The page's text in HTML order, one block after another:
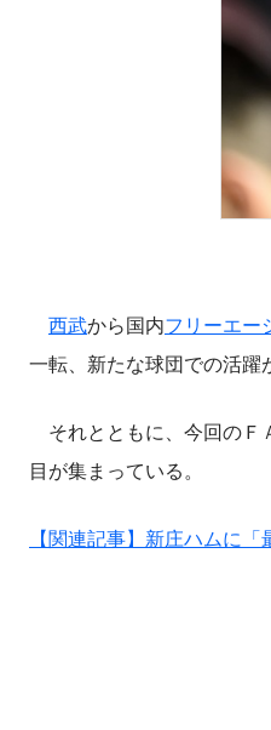
西武から国内フリーエー
一転、新たな球団での活躍
それとともに、今回のＦ
目が集まっている。
【関連記事】新庄ハムに